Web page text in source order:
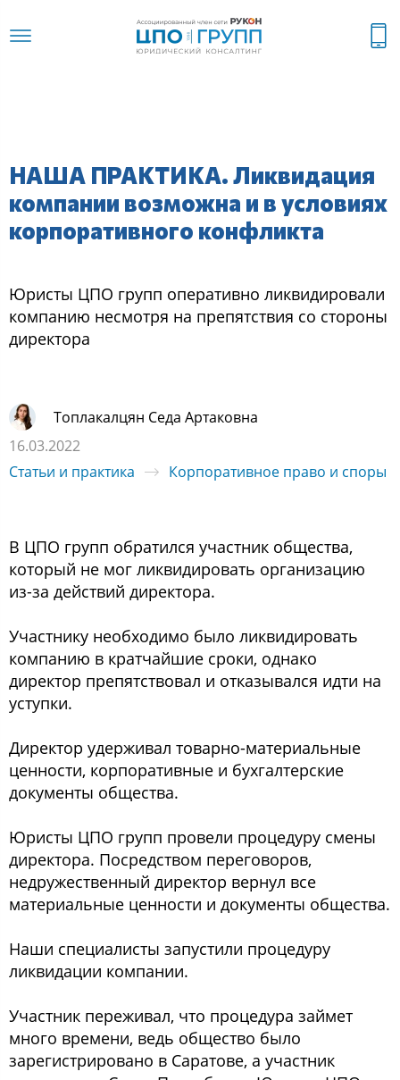
НАША ПРАКТИКА. Ликвидация
компании возможна и в условиях
корпоративного конфликта
Юристы ЦПО групп оперативно ликвидировали
компанию несмотря на препятствия со стороны
директора
Топлакалцян Седа Артаковна
16.03.2022
Статьи и практика
Корпоративное право и споры
В ЦПО групп обратился участник общества,
который не мог ликвидировать организацию
из-за действий директора.
Участнику необходимо было ликвидировать
компанию в кратчайшие сроки, однако
директор препятствовал и отказывался идти на
уступки.
Директор удерживал товарно-материальные
ценности, корпоративные и бухгалтерские
документы общества.
Юристы ЦПО групп провели процедуру смены
директора. Посредством переговоров,
недружественный директор вернул все
материальные ценности и документы общества.
Наши специалисты запустили процедуру
ликвидации компании.
Участник переживал, что процедура займет
много времени, ведь общество было
зарегистрировано в Саратове, а участник